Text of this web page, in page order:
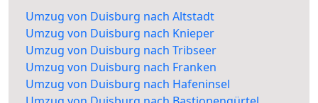
Umzug von Duisburg nach Altstadt
Umzug von Duisburg nach Knieper
Umzug von Duisburg nach Tribseer
Umzug von Duisburg nach Franken
Umzug von Duisburg nach Hafeninsel